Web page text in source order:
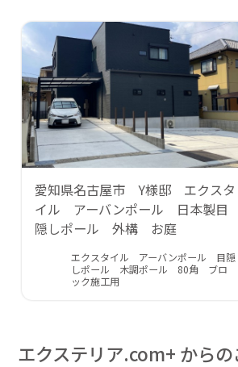
愛知県名古屋市 Y様邸 エクスタ
イル アーバンポール 日本製目
隠しポール 外構 お庭
エクスタイル アーバンポール 目隠
しポール 木調ポール 80角 ブロ
ック施工用
エクステリア.com+ からの